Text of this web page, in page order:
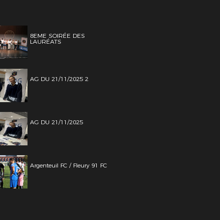
8EME SOIRÉE DES
LAURÉATS
AG DU 21/11/2025 2
AG DU 21/11/2025
Argenteuil FC / Fleury 91 FC